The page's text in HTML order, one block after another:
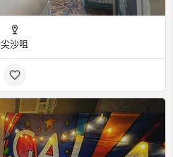
尖沙咀